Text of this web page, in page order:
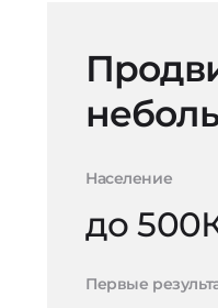
Население
до
Первые